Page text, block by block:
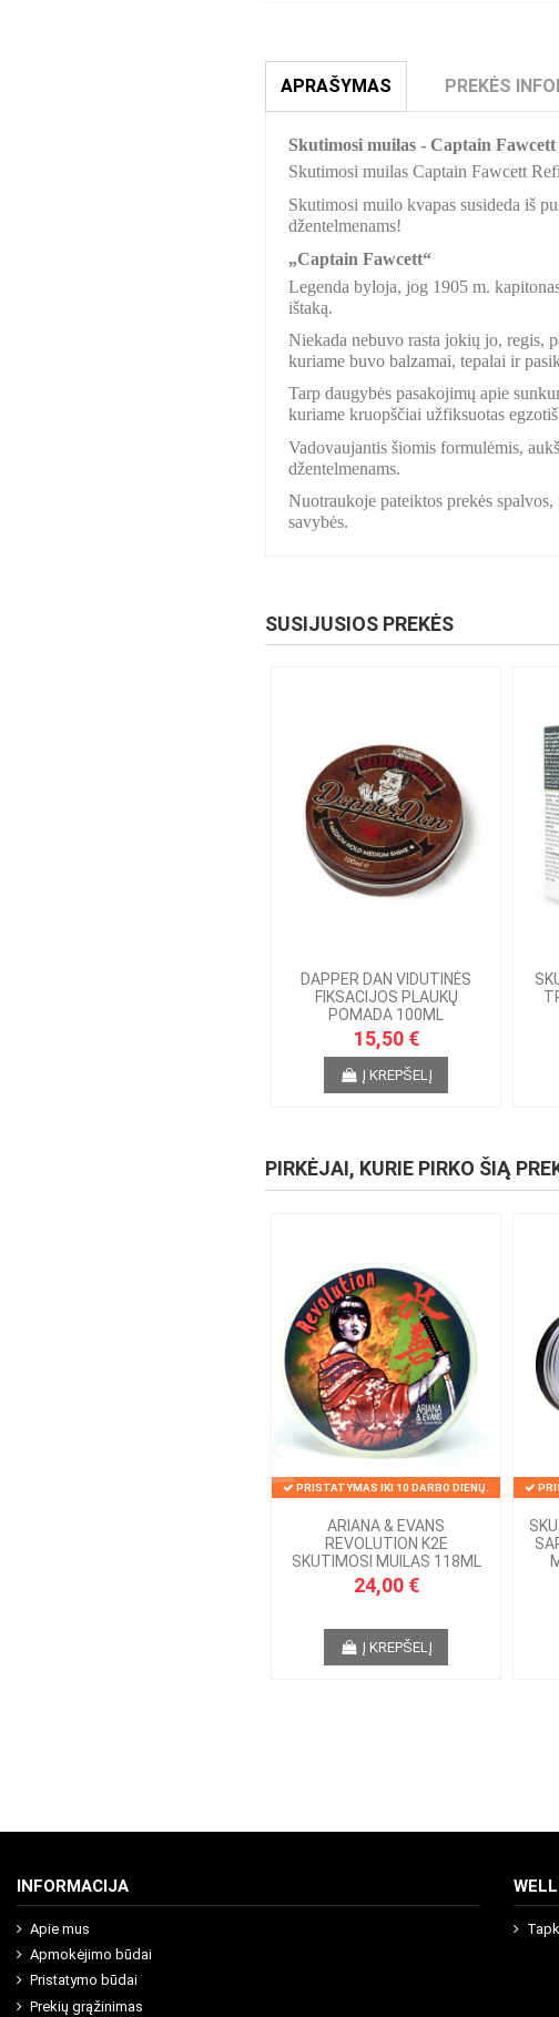
APRAŠYMAS PREKĖS
Skutimosi muilas - Captain Fawcett
Skutimosi muilas Captain Fawcett
Skutimosi muilo kvapas susideda iš
džentelmenams!
„Captain Fawcett“
Legenda byloja, jog 1905 m.
ištaką.
Niekada nebuvo rasta jokių jo, regis,
kuriame buvo balzamai, tepalai ir
Tarp daugybės pasakojimų apie
kuriame kruopščiai užfiksuotas
Vadovaujantis šiomis formulėmis,
džentelmenams.
Nuotraukoje pateiktos prekės
savybės.
SUSIJUSIOS PREKĖS
DAPPER DAN VIDUTINĖS
FIKSACIJOS PLAUKŲ
POMADA 100ML
15,50 €
Į KREPŠELĮ
PIRKĖJAI, KURIE PIRKO ŠIĄ
PRISTATYMAS IKI 10 DARBO DIENŲ.
ARIANA & EVANS
REVOLUTION K2E
SKUTIMOSI MUILAS 118ML
24,00 €
Į KREPŠELĮ
INFORMACIJA
Apie mus
Apmokėjimo būdai
Pristatymo būdai
Prekių grąžinimas